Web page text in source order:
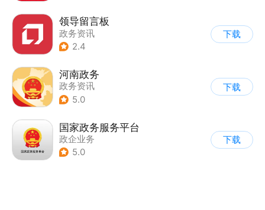
领导留言板
政务资讯
2.4
下载
河南政务
政务资讯
5.0
下载
国家政务服务平台
政企业务
5.0
下载